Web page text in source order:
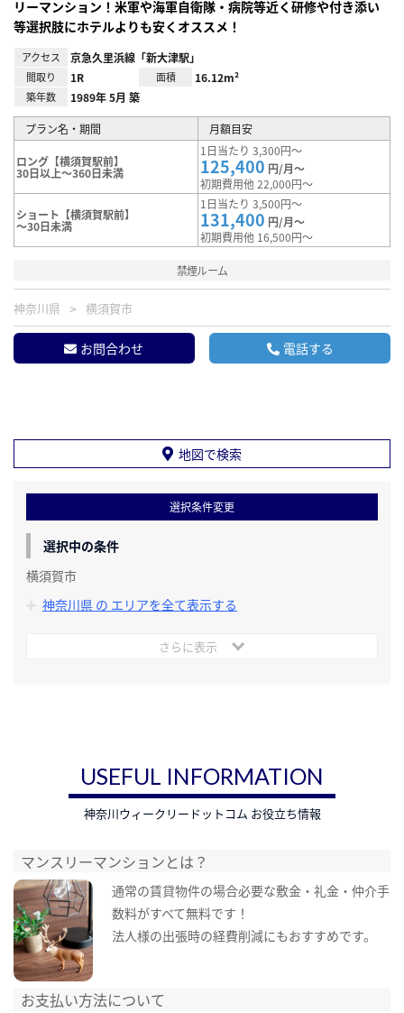
リーマンション！米軍や海軍自衛隊・病院等近く研修や付き添い
等選択肢にホテルよりも安くオススメ！
アクセス 京急久里浜線「新大津駅」
間取り 1R 面積 16.12m²
築年数 1989年 5月 築
プラン名・期間 月額目安
ロング【横須賀駅前】
30日以上～360日未満
1日当たり 3,300円～
125,400 円/月～
初期費用他 22,000円～
ショート【横須賀駅前】
～30日未満
1日当たり 3,500円～
131,400 円/月～
初期費用他 16,500円～
禁煙ルーム
神奈川県 横須賀市
お問合わせ 電話する
地図で検索
選択条件変更
選択中の条件
横須賀市
神奈川県 の エリアを全て表示する
さらに表示
USEFUL INFORMATION
神奈川ウィークリードットコム お役立ち情報
マンスリーマンションとは？
通常の賃貸物件の場合必要な敷金・礼金・仲介手
数料がすべて無料です！
法人様の出張時の経費削減にもおすすめです。
お支払い方法について